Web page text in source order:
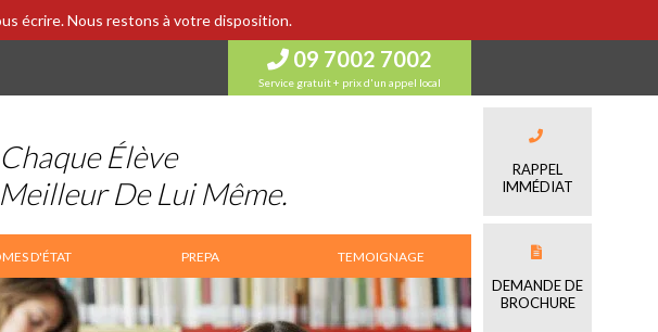
écrire. Nous restons à votre disposition.
09 7002 7002
Service gratuit + prix d'un appel local
Élève
De Lui Même.
D'ÉTAT PREPA TEMOIGNAGE
RAPPEL
IMMÉDIAT
DEMANDE DE
BROCHURE